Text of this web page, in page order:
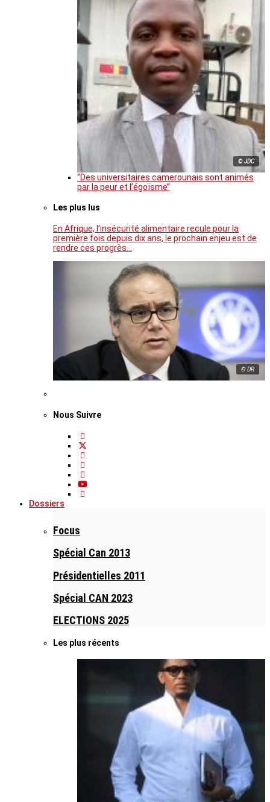
© JDC
‘’Des universitaires camerounais sont animés
par la peur et l’égoïsme’’
Les plus lus
En Afrique, l’insécurité alimentaire recule pour la
première fois depuis dix ans, le prochain enjeu est de
rendre ces progrès…
© DR
Nous Suivre
Dossiers
Focus
Spécial Can 2013
Présidentielles 2011
Spécial CAN 2023
ELECTIONS 2025
Les plus récents